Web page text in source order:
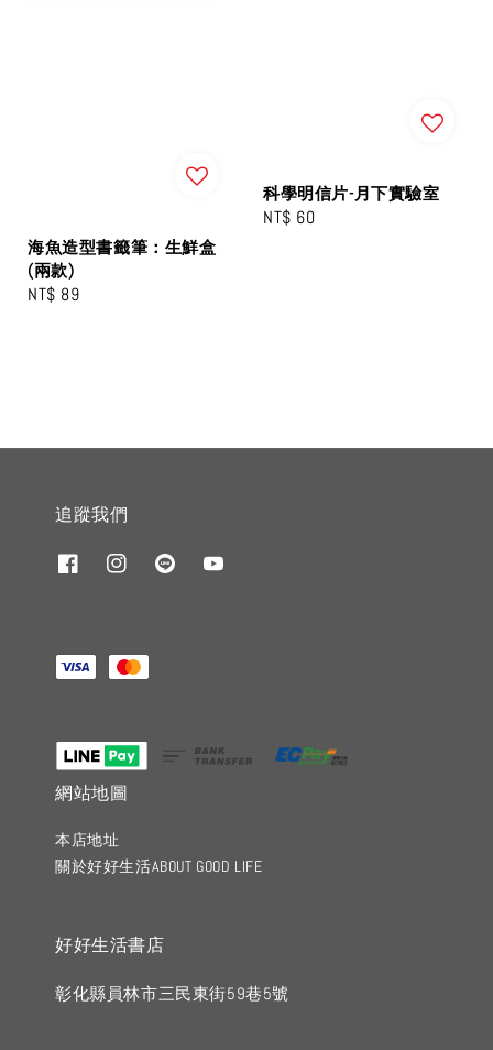
海魚造型書籤筆：生鮮盒
(兩款)
Regular
NT$ 89
科學明信片-月下實驗室
Regular
NT$ 60
追蹤我們
網站地圖
本店地址
關於好好生活ABOUT GOOD LIFE
好好生活書店
彰化縣員林市三民東街59巷5號